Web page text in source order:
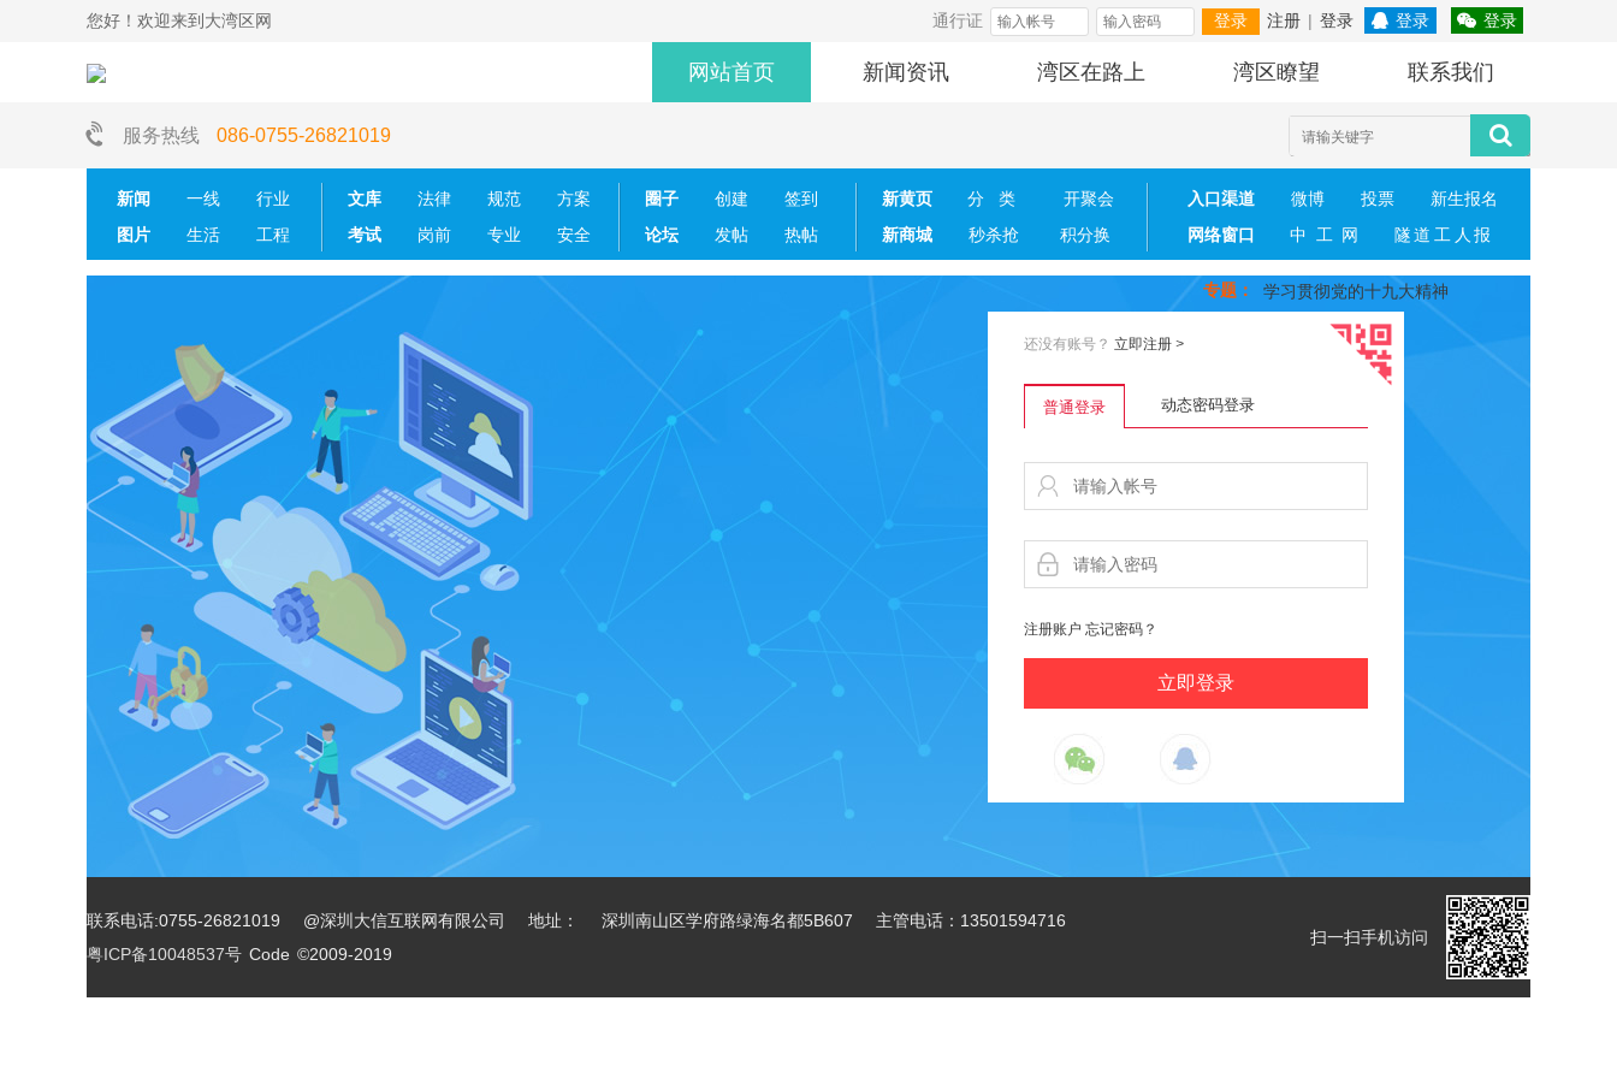
您好！欢迎来到大湾区网 通行证 登录 注册 | 登录 登录 登录
网站首页 新闻资讯 湾区在路上 湾区瞭望 联系我们
服务热线 086-0755-26821019
新闻 一线
行业
图片
生活 工程
文库 法律 规范
方案
考试
岗前 专业 安全
圈子 创建
签到
论坛
发帖 热帖
新黄页 分类
开聚会
新商城
秒杀抢 积分换
入口渠道 微博 投票
新生报名
网络窗口
中工网 隧道工人报
专题 ： 学习贯彻党的十九大精神
还没有账号？ 立即注册 >
普通登录 动态密码登录
注册账户 忘记密码？
联系电话:0755-26821019 @深圳大信互联网有限公司 地址： 深圳南山区学府路绿海名都5B607 主管电话：13501594716
粤ICP备10048537号 Code ©2009-2019
扫一扫手机访问